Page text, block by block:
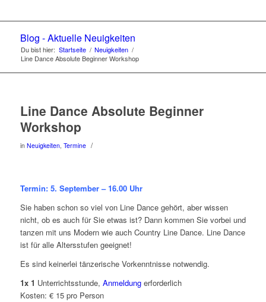
Blog - Aktuelle Neuigkeiten
Du bist hier: Startseite / Neuigkeiten /
Line Dance Absolute Beginner Workshop
Line Dance Absolute Beginner
Workshop
in Neuigkeiten, Termine /
Termin: 5. September – 16.00 Uhr
Sie haben schon so viel von Line Dance gehört, aber wissen
nicht, ob es auch für Sie etwas ist? Dann kommen Sie vorbei und
tanzen mit uns Modern wie auch Country Line Dance. Line Dance
ist für alle Altersstufen geeignet!
Es sind keinerlei tänzerische Vorkenntnisse notwendig.
1x 1 Unterrichtsstunde, Anmeldungerforderlich
Kosten: € 15 pro Person